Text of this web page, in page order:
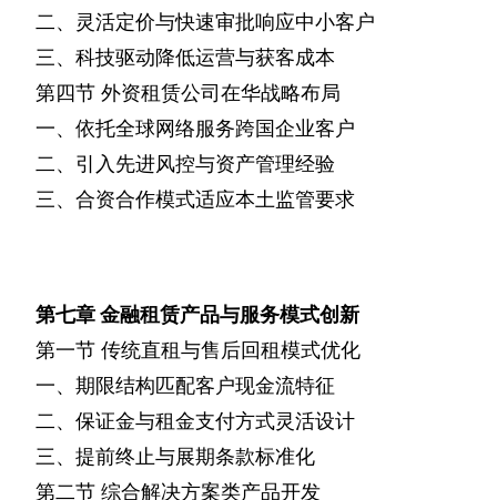
二、灵活定价与快速审批响应中小客户
三、科技驱动降低运营与获客成本
第四节 外资租赁公司在华战略布局
一、依托全球网络服务跨国企业客户
二、引入先进风控与资产管理经验
三、合资合作模式适应本土监管要求
第七章金融租赁产品与服务模式创新
第一节 传统直租与售后回租模式优化
一、期限结构匹配客户现金流特征
二、保证金与租金支付方式灵活设计
三、提前终止与展期条款标准化
第二节 综合解决方案类产品开发